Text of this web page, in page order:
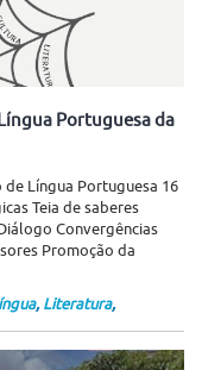
Portuguesa da
de Língua Portuguesa 16
Teia de saberes
Convergências
Promoção da
, Literatura,